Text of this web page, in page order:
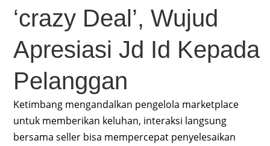
‘crazy Deal’, Wujud
Apresiasi Jd Id Kepada
Pelanggan
Ketimbang mengandalkan pengelola marketplace
untuk memberikan keluhan, interaksi langsung
bersama seller bisa mempercepat penyelesaikan